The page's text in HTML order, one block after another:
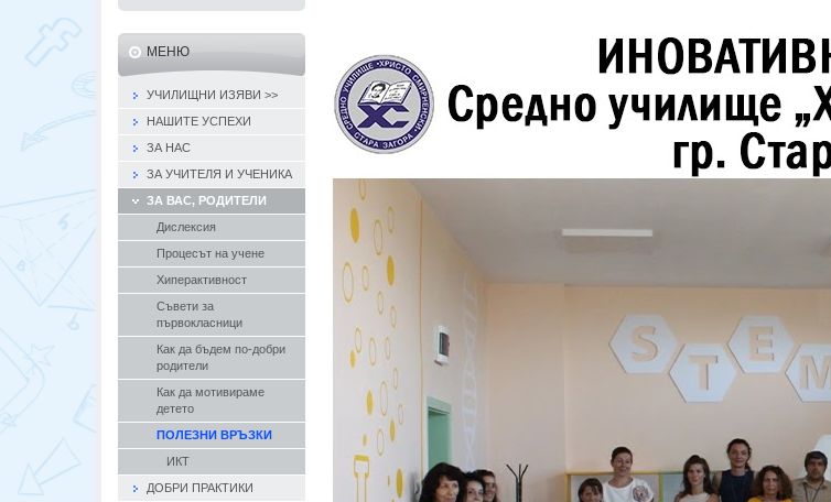
МЕНЮ
УЧИЛИЩНИ ИЗЯВИ >>
НАШИТЕ УСПЕХИ
ЗА НАС
ЗА УЧИТЕЛЯ И УЧЕНИКА
ЗА ВАС, РОДИТЕЛИ
Дислексия
Процесът на учене
Хиперактивност
Съвети за
първокласници
Как да бъдем по-добри
родители
Как да мотивираме
детето
ПОЛЕЗНИ ВРЪЗКИ
ИКТ
ДОБРИ ПРАКТИКИ